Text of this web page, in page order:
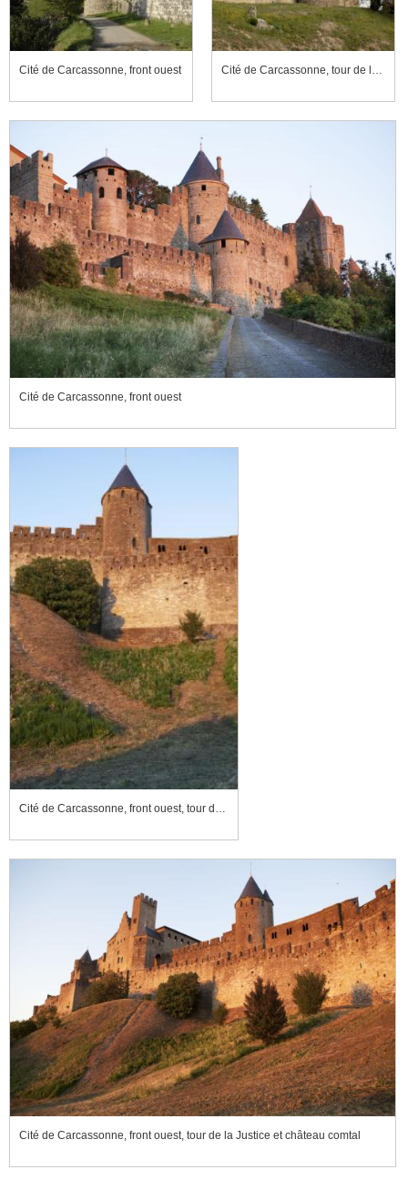
Cité de Carcassonne, front ouest Cité de Carcassonne, tour de la Vade
Cité de Carcassonne, front ouest
Cité de Carcassonne, front ouest, tour de la Justice
Cité de Carcassonne, front ouest, tour de la Justice et château comtal